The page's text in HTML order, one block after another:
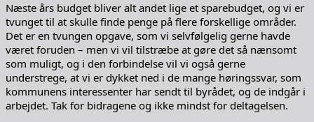
Næste års budget bliver alt andet lige et sparebudget, og vi er
tvunget til at skulle finde penge på flere forskellige områder.
Det er en tvungen opgave, som vi selvfølgelig gerne havde
været foruden – men vi vil tilstræbe at gøre det så nænsomt
som muligt, og i den forbindelse vil vi også gerne
understrege, at vi er dykket ned i de mange høringssvar, som
kommunens interessenter har sendt til byrådet, og de indgår i
arbejdet. Tak for bidragene og ikke mindst for deltagelsen.